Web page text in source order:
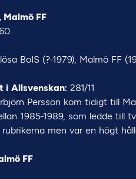
Malmö FF
BoIS (?-1979), Malmö FF
i Allsvenskan: 281/11
Persson kom tidigt till
1985-1989, som ledde till
men var en högt
FF